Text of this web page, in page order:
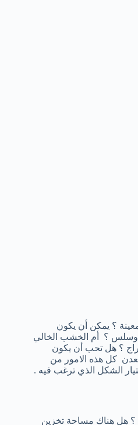
؟ يمكن أن يكون
؟ أم الخشب الخالي
؟ هل تحب أن يكون
كل هذه الامور من
الشكل الذي ترغب فيه .
؟ هل هناك مساحة تخزين